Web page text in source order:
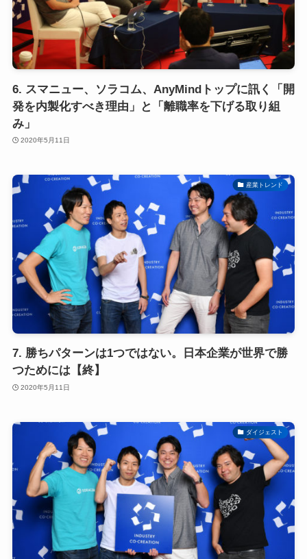
6. スマニュー、ソラコム、AnyMindトップに訊く「開
発を内製化すべき理由」と「離職率を下げる取り組
み」
2020年5月11日
産業トレンド
7. 勝ちパターンは1つではない。日本企業が世界で勝
つためには【終】
2020年5月11日
ダイジェスト